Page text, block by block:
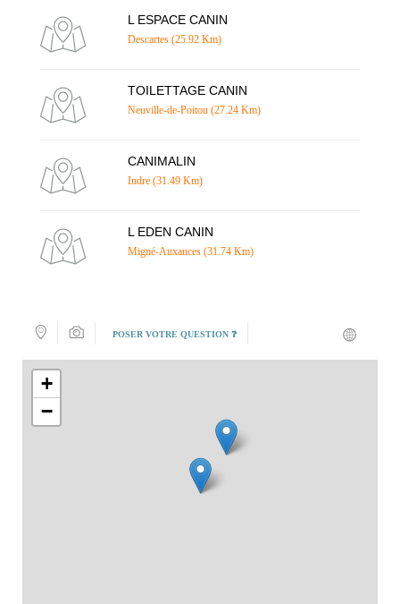
L ESPACE CANIN
Descartes (25.92 Km)
TOILETTAGE CANIN
Neuville-de-Poitou (27.24 Km)
CANIMALIN
Indre (31.49 Km)
L EDEN CANIN
Migné-Auxances (31.74 Km)
POSER VOTRE QUESTION ❓
+
−